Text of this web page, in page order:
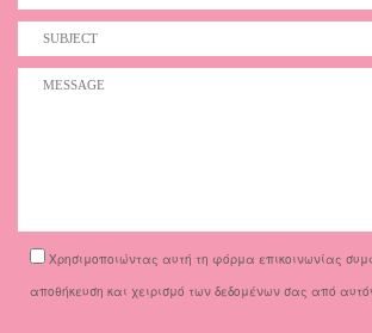
Χρησιμοποιώντας αυτή τη φόρμα επικοινωνίας
αποθήκευση και χειρισμό των δεδομένων σας από